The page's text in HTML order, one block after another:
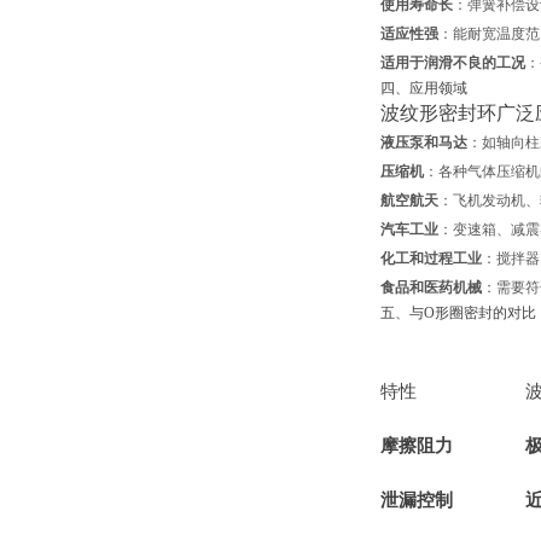
使用寿命长 ：弹簧补偿
适应性强 ：能耐宽温度
适用于润滑不良的工况
四、应用领域
波纹形密封环广
液压泵和马达 ：如轴向
压缩机：各种气体压缩
航空航天 ：飞机发动机
汽车工业 ：变速箱、减
化工和过程工业 ：搅拌
食品和医药机械 ：需要
五、与O形圈密封的对比
特性
摩擦阻力
泄漏控制